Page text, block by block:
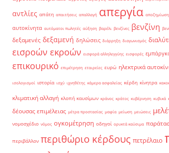
αντλίες απάτη απαιτήσεις απαλλαγή απεργία αποζημίωση
αυτοκίνητα αυτόματοι πωλητές αύξηση βαρέλι βενζίνες βενζίνη
δεξαμενές δεξαμενή δηλώσεις διάρρηξη διαγωνισμός
εισροών εκροών εισφορά αλληλεγγύης εισφορές
επικουρικό επιμέτρηση εταιρείες ευρώ ηλεκτρικά
ισολογισμοί ιστορία ισχύ ιχνηθέτης κάμερα ασφαλείας κέρδη κίνητρα
κλιματική αλλαγή κλοπή καυσίμων κράνος κράτος κυβέρνηση κυβικά
δέουσας επιμέλειας μέτρα προστασίας μαφία μείωση μειώσεις
νομοσχέδιο νόμος ογκομέτρηση οδηγοί ορυκτά καύσιμα
περιβάλλον περιθώριο κέρδους πετρέλαιο